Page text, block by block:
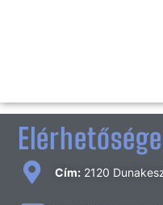
Cím: 2120